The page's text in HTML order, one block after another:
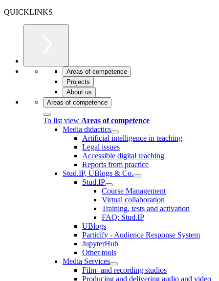
QUICKLINKS
Areas of competence
Projects
About us
Areas of competence
To list view Areas of competence
Media didactics
Artificial intelligence in teaching
Legal issues
Accessible digital teaching
Reports from practice
Stud.IP, UBlogs & Co.
Stud.IP
Course Management
Virtual collaboration
Training, tests and activation
FAQ: Stud.IP
UBlogs
Particify - Audience Response System
JupyterHub
Other tools
Media Services
Film- and recording studios
Producing and delivering audio and video